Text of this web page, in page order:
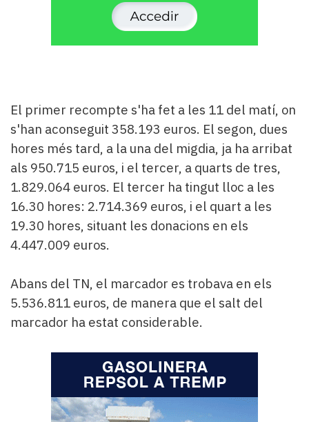
El primer recompte s'ha fet a les 11 del matí, on
s'han aconseguit 358.193 euros. El segon, dues
hores més tard, a la una del migdia, ja ha arribat
als 950.715 euros, i el tercer, a quarts de tres,
1.829.064 euros. El tercer ha tingut lloc a les
16.30 hores: 2.714.369 euros, i el quart a les
19.30 hores, situant les donacions en els
4.447.009 euros.
Abans del TN, el marcador es trobava en els
5.536.811 euros, de manera que el salt del
marcador ha estat considerable.